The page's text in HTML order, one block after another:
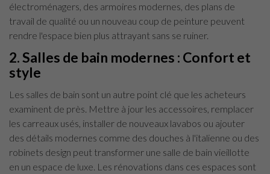
électroménagers, des armoires modernes, des plans de
travail de qualité ou un nouveau coup de peinture peuvent
rendre l'espace bien plus attrayant sans se ruiner.
2. Salles de bain modernes : Confort et
style
Les salles de bain sont un autre point clé que les acheteurs
examinent de près. Mettre à jour les accessoires, remplacer
les carreaux usés, installer de nouveaux lavabos ou ajouter
des détails modernes comme des douches à l'italienne ou des
robinets design peut transformer une salle de bain vieillotte
en un espace de luxe. Les rénovations dans ces espaces sont